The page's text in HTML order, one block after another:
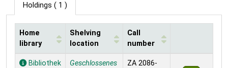
Holdings ( 1 )
Holdings
Home
library
Shelving
location
Call
number
Bibliothek
Geschlossenes
ZA 2086-